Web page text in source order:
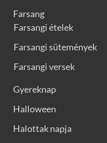
Farsang
Farsangi ételek
Farsangi sütemények
Farsangi versek
Gyereknap
Halloween
Halottak napja